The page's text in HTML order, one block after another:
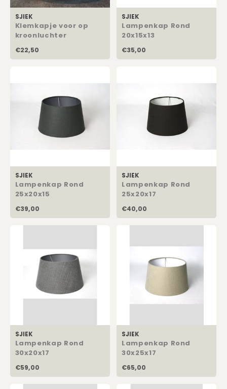
Eetkamerstoelen
Barkrukken
Banken
TV Kasten
Kasten op Maat
Rechthoekige Lampenkappen
Schuine Lampenkappen
SALE Lampenkappen
Kussens Roze
Kussens Goud
Kussens Grijs
Kussens Blauw
Kussens Groen
Kussens SALE
Kaarsen
Dienbladen / Schalen
Kunstbloemen
Plaids
Wand Schilderijen
Asleigh & Burwood
Onderhoudsmiddelen
SJIEK
Klemkapje voor op
kroonluchter
€22,50
SJIEK
Lampenkap Rond
20x15x13
€35,00
SJIEK
Lampenkap Rond
25x20x15
€39,00
SJIEK
Lampenkap Rond
25x20x17
€40,00
SJIEK
Lampenkap Rond
30x20x17
€59,00
SJIEK
Lampenkap Rond
30x25x17
€65,00